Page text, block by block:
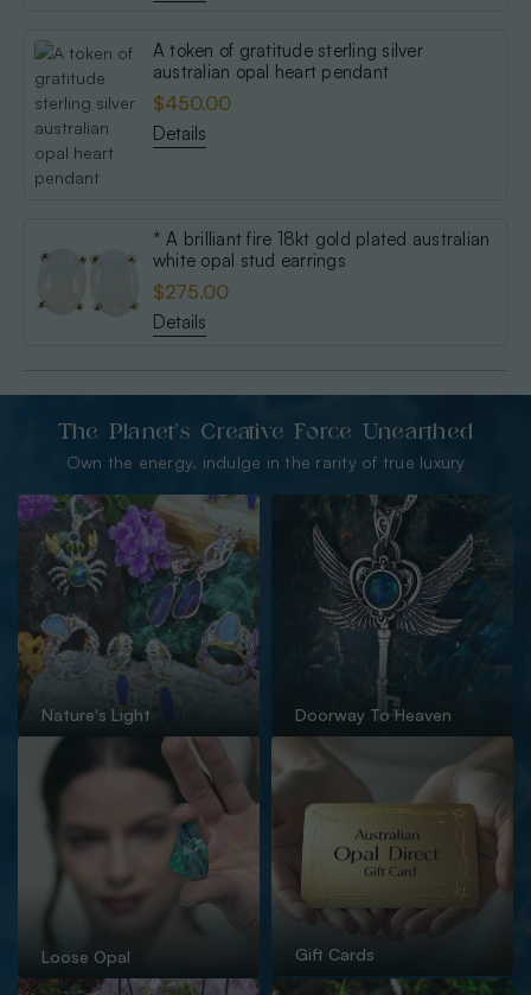
A token of gratitude sterling silver
australian opal heart pendant
$450.00
Details
* A brilliant fire 18kt gold plated australian
white opal stud earrings
$275.00
Details
The Planet’s Creative Force Unearthed
Own the energy. indulge in the rarity of true luxury
Nature's Light Doorway To Heaven
Loose Opal Gift Cards